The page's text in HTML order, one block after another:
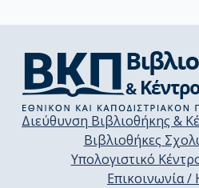
Διεύθυνση Βιβλιοθήκης &
Βιβλιοθήκες
Υπολογιστικό
Επικοινωνία /